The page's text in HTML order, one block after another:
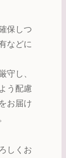
保しつ
などに
守し、
う配慮
お届け
しくお